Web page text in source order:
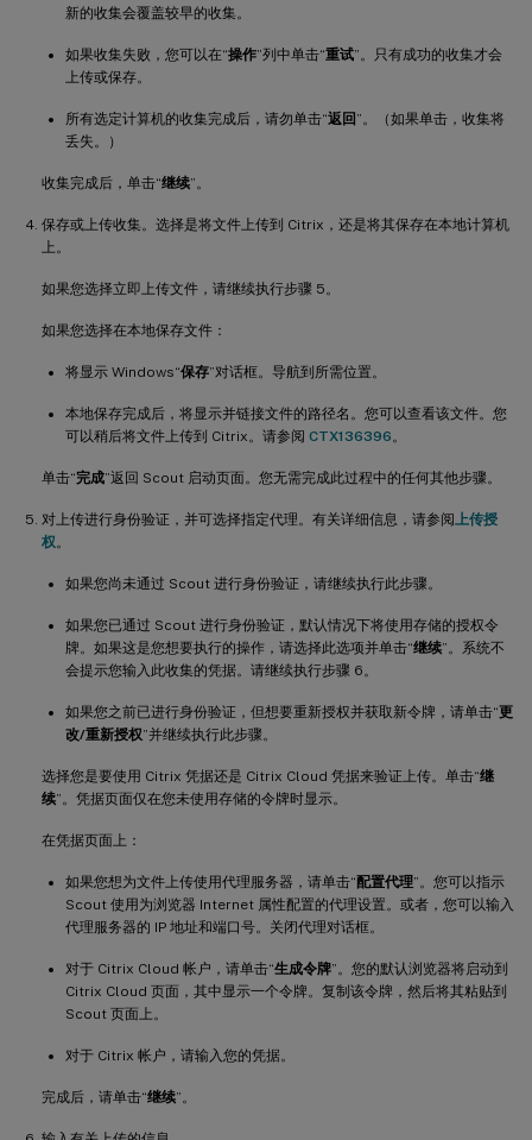
新的收集会覆盖较早的收集。
如果收集失败，您可以在“操作”列中单击“重试”。只有成功的收集才会
上传或保存。
所有选定计算机的收集完成后，请勿单击“返回”。（如果单击，收集将
丢失。）
收集完成后，单击“继续”。
保存或上传收集。选择是将文件上传到 Citrix，还是将其保存在本地计算机
上。
如果您选择立即上传文件，请继续执行步骤 5。
如果您选择在本地保存文件：
将显示 Windows“保存”对话框。导航到所需位置。
本地保存完成后，将显示并链接文件的路径名。您可以查看该文件。您
可以稍后将文件上传到 Citrix。请参阅 CTX136396 。
单击“完成”返回 Scout 启动页面。您无需完成此过程中的任何其他步骤。
对上传进行身份验证，并可选择指定代理。有关详细信息，请参阅 上传授
权 。
如果您尚未通过 Scout 进行身份验证，请继续执行此步骤。
如果您已通过 Scout 进行身份验证，默认情况下将使用存储的授权令
牌。如果这是您想要执行的操作，请选择此选项并单击“继续”。系统不
会提示您输入此收集的凭据。请继续执行步骤 6。
如果您之前已进行身份验证，但想要重新授权并获取新令牌，请单击“更
改/重新授权”并继续执行此步骤。
选择您是要使用 Citrix 凭据还是 Citrix Cloud 凭据来验证上传。单击“继
续”。凭据页面仅在您未使用存储的令牌时显示。
在凭据页面上：
如果您想为文件上传使用代理服务器，请单击“配置代理”。您可以指示
Scout 使用为浏览器 Internet 属性配置的代理设置。或者，您可以输入
代理服务器的 IP 地址和端口号。关闭代理对话框。
对于 Citrix Cloud 帐户，请单击“生成令牌”。您的默认浏览器将启动到
Citrix Cloud 页面，其中显示一个令牌。复制该令牌，然后将其粘贴到
Scout 页面上。
对于 Citrix 帐户，请输入您的凭据。
完成后，请单击“继续”。